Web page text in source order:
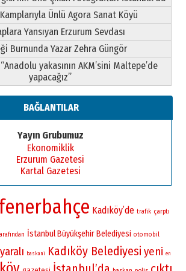
Ünlü Agora Sanat Köyü
Yansıyan Erzurum Sevdası
Burnunda Yazar Zehra Güngör
yakasının AKM’sini Maltepe’de
yapacağız”
BAĞLANTILAR
Yayın Grubumuz
Ekonomiklik
Erzurum Gazetesi
Kartal Gazetesi
Kadıköy’de trafik çarptı
İstanbul Büyükşehir Belediyesi otomobil
yaralı baskani Kadıköy Belediyesi yeni en